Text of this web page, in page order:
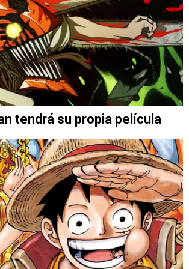
tendrá su propia película